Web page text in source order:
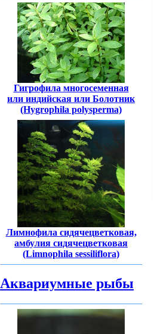
Гигрофила многосеменная
или индийская или Болотник
(Hygrophila polysperma)
Лимнофила сидячецветковая,
амбулия сидячецветковая
(Limnophila sessiliflora)
Аквариумные рыбы